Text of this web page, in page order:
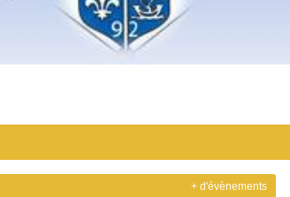
+ d'évènements